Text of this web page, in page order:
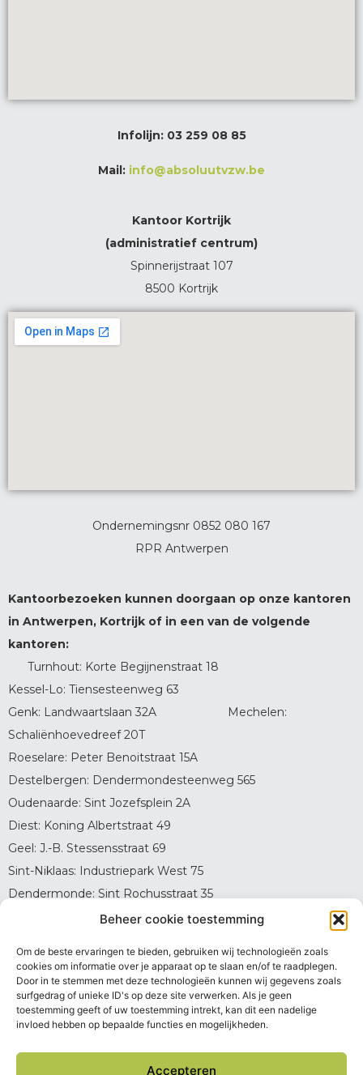
Beheer cookie toestemming
Om de beste ervaringen te bieden, gebruiken wij technologieën zoals
cookies om informatie over je apparaat op te slaan en/of te raadplegen.
Door in te stemmen met deze technologieën kunnen wij gegevens zoals
surfgedrag of unieke ID's op deze site verwerken. Als je geen
toestemming geeft of uw toestemming intrekt, kan dit een nadelige
invloed hebben op bepaalde functies en mogelijkheden.
Accepteren
Infolijn: 03 259 08 85
Mail: info@absoluutvzw.be
Kantoor Kortrijk
(administratief centrum)
Spinnerijstraat 107
8500 Kortrijk
Ondernemingsnr 0852 080 167
RPR Antwerpen
Kantoorbezoeken kunnen doorgaan op onze kantoren
in Antwerpen, Kortrijk of in een van de volgende
kantoren:
Turnhout: Korte Begijnenstraat 18
Kessel-Lo: Tiensesteenweg 63
Genk: Landwaartslaan 32A Mechelen:
Schaliënhoevedreef 20T
Roeselare: Peter Benoitstraat 15A
Destelbergen: Dendermondesteenweg 565
Oudenaarde: Sint Jozefsplein 2A
Diest: Koning Albertstraat 49
Geel: J.-B. Stessensstraat 69
Sint-Niklaas: Industriepark West 75
Dendermonde: Sint Rochusstraat 35
Oostende: Violierenlaan 3B
Brecht: Gasthuisstraat 11
Toegankelijkheidsverklaring
Privacyverklaring